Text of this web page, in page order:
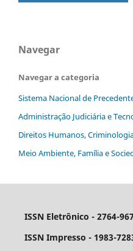
Navegar
Navegar a categoria
Sistema Nacional de
Administração Judiciária e
Direitos Humanos,
Meio Ambiente, Família e
ISSN Eletrônico - 2764-
ISSN Impresso - 1983-